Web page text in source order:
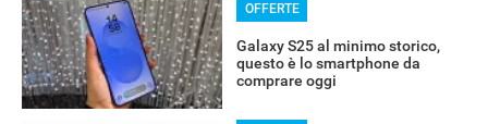
OFFERTE
Galaxy S25 al minimo storico,
questo è lo smartphone da
comprare oggi